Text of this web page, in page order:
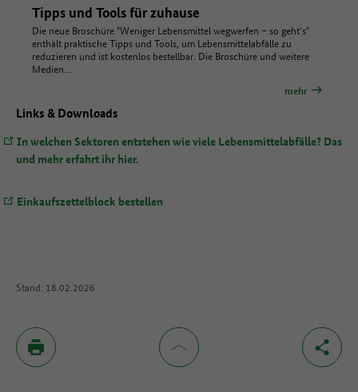
Tipps und Tools für zuhause
Die neue Broschüre "Weniger Lebensmittel wegwerfen – so geht's"
enthält praktische Tipps und Tools, um Lebensmittelabfälle zu
reduzieren und ist kostenlos bestellbar. Die Broschüre und weitere
Medien…
mehr
Links & Downloads
In welchen Sektoren entstehen wie viele Lebensmittelabfälle? Das
und mehr erfahrt ihr hier.
Einkaufszettelblock bestellen
Stand: 18.02.2026